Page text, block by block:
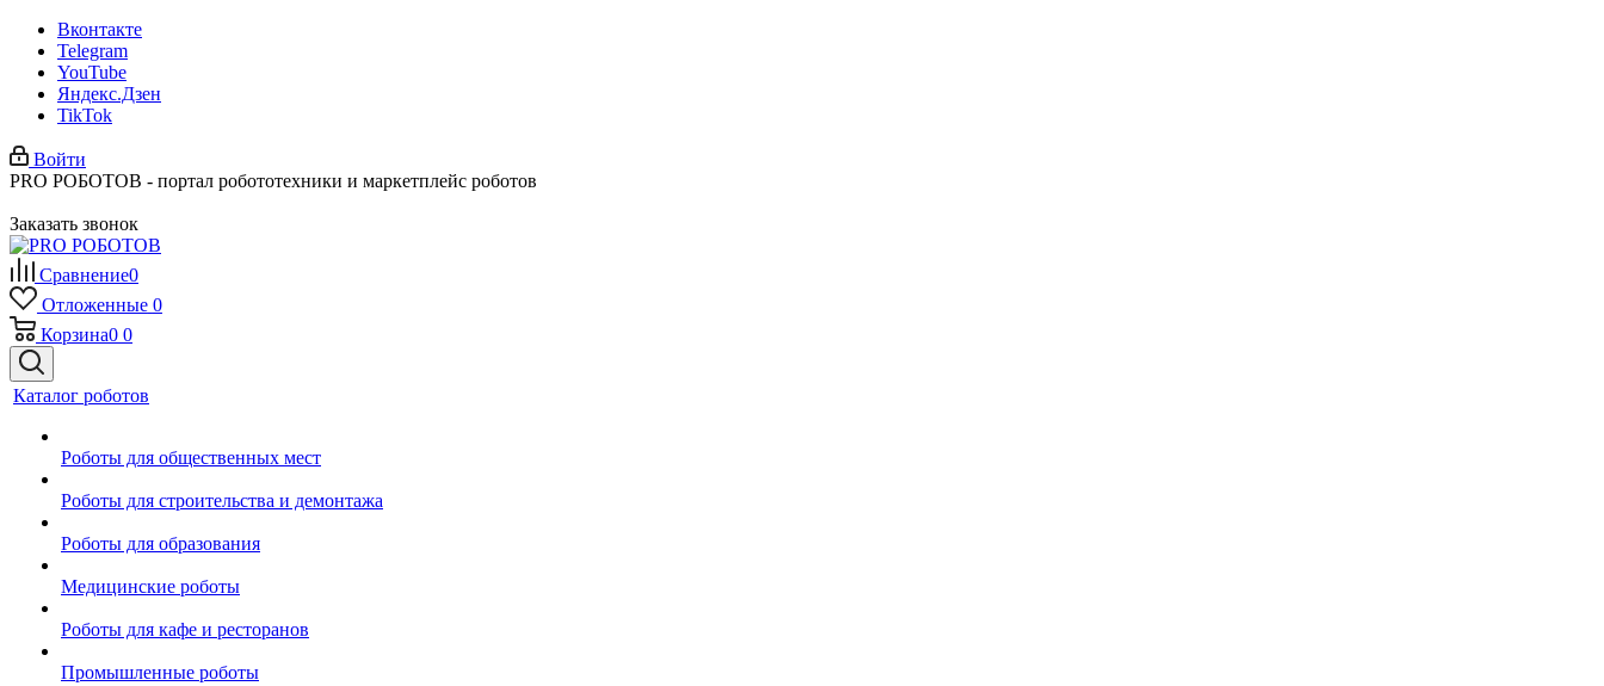
Вконтакте
Telegram
YouTube
Яндекс.Дзен
TikTok
Войти
PRO РОБОТОВ - портал робототехники и маркетплейс роботов
Заказать звонок
Сравнение0
Отложенные 0
Корзина0 0
Каталог роботов
Роботы для общественных мест
Роботы для строительства и демонтажа
Роботы для образования
Медицинские роботы
Роботы для кафе и ресторанов
Промышленные роботы